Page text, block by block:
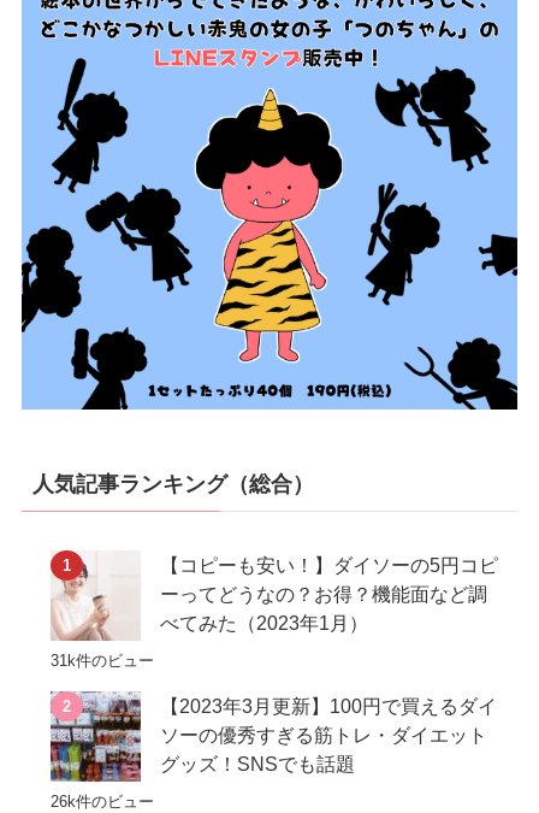
人気記事ランキング（総合）
【コピーも安い！】ダイソーの5円コピ
ーってどうなの？お得？機能面など調
べてみた（2023年1月）
31k件のビュー
【2023年3月更新】100円で買えるダイ
ソーの優秀すぎる筋トレ・ダイエット
グッズ！SNSでも話題
26k件のビュー